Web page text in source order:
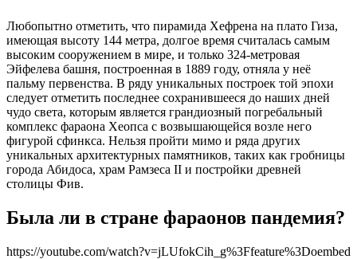
Любопытно отметить, что пирамида Хефрена на плато Гиза,
имеющая высоту 144 метра, долгое время считалась самым
высоким сооружением в мире, и только 324-метровая
Эйфелева башня, построенная в 1889 году, отняла у неё
пальму первенства. В ряду уникальных построек той эпохи
следует отметить последнее сохранившееся до наших дней
чудо света, которым является грандиозный погребальный
комплекс фараона Хеопса с возвышающейся возле него
фигурой сфинкса. Нельзя пройти мимо и ряда других
уникальных архитектурных памятников, таких как гробницы
города Абидоса, храм Рамзеса II и постройки древней
столицы Фив.
Была ли в стране фараонов пандемия?
https://youtube.com/watch?v=jLUfokCih_g%3Ffeature%3Doembed